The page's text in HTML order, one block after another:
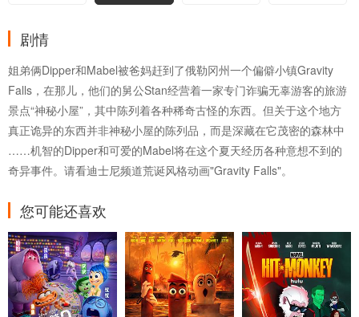
剧情
姐弟俩Dipper和Mabel被爸妈赶到了俄勒冈州一个偏僻小镇Gravity
Falls，在那儿，他们的舅公Stan经营着一家专门诈骗无辜游客的旅游
景点“神秘小屋”，其中陈列着各种稀奇古怪的东西。但关于这个地方
真正诡异的东西并非神秘小屋的陈列品，而是深藏在它茂密的森林中
……机智的Dipper和可爱的Mabel将在这个夏天经历各种意想不到的
奇异事件。请看迪士尼频道荒诞风格动画"Gravity Falls"。
您可能还喜欢